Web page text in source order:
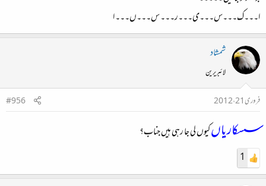
ا۔۔۔ک۔۔۔س۔۔۔ی۔۔۔ر۔۔۔ س۔۔۔ں۔۔۔ ا
شمشاد
لائبریرین
فروری 21، 2012
#956
سسکاریاںکیوں لی جا رہی ہیں جناب؟
1